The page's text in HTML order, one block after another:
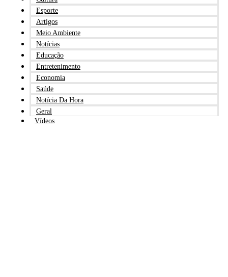
Esporte
Artigos
Meio Ambiente
Notícias
Educação
Entretenimento
Economia
Saúde
Notícia Da Hora
Geral
Vídeos